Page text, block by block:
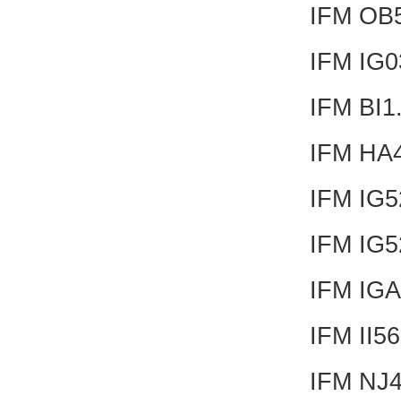
IFM
IFM
IFM
IFM
IFM
IFM
IFM
IFM
IFM